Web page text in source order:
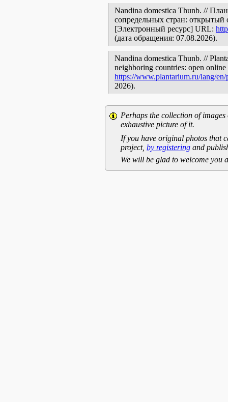
Nandina domestica Thunb. //
сопредельных стран: открытый
[Электронный ресурс] URL:
(дата обращения: 07.08.2026).
Nandina domestica Thunb. //
neighboring countries: open
https://www.plantarium.ru/lang/
2026).
Perhaps the collection of
exhaustive picture of it.
If you have original photos that
project, by registering and
We will be glad to welcome